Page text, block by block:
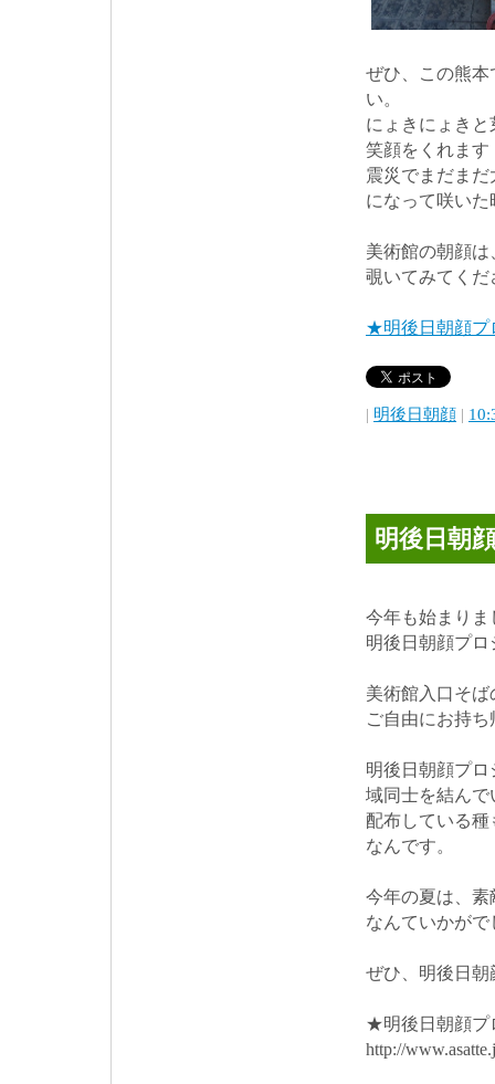
ぜひ、この熊
い。
にょきにょき
笑顔をくれます
震災でまだま
になって咲い
美術館の朝顔
覗いてみてく
★明後日朝顔プ
| 明後日朝顔 |
明後日朝
今年も始まりま
明後日朝顔プ
美術館入口そ
ご自由にお持
明後日朝顔プ
域同士を結ん
配布している
なんです。
今年の夏は、
なんていかがで
ぜひ、明後日
★明後日朝顔プ
http://